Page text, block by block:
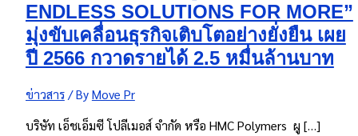
ENDLESS SOLUTIONS FOR MORE”
มุ่งขับเคลื่อนธุรกิจเติบโตอย่างยั่งยืน เผย
ปี 2566 กวาดรายได้ 2.5 หมื่นล้านบาท
ข่าวสาร/ ByMove Pr
บริษัท เอ็ชเอ็มซี โปลีเมอส์ จำกัด หรือ HMC Polymers ผู […]